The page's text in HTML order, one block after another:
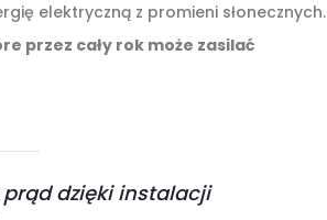
elektryczną z promieni słonecznych.
przez cały rok może zasilać
prąd dzięki instalacji